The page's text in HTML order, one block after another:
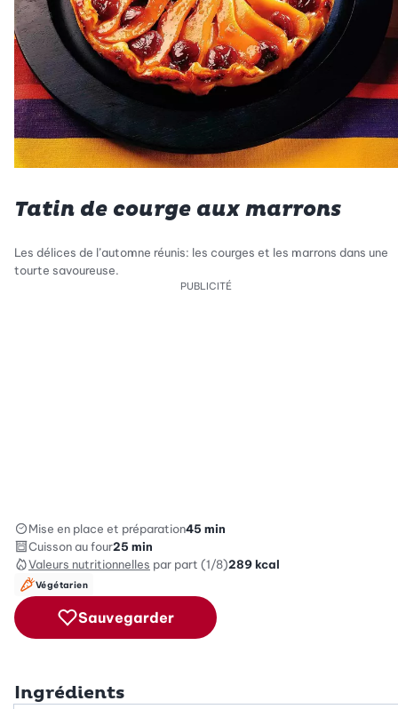
Tatin de courge aux marrons
Les délices de l’automne réunis: les courges et les marrons dans une
tourte savoureuse.
PUBLICITÉ
Mise en place et préparation45 min
Cuisson au four25 min
Valeurs nutritionnelles par part (1/8)289kcal
Végétarien
Sauvegarder
Ingrédients